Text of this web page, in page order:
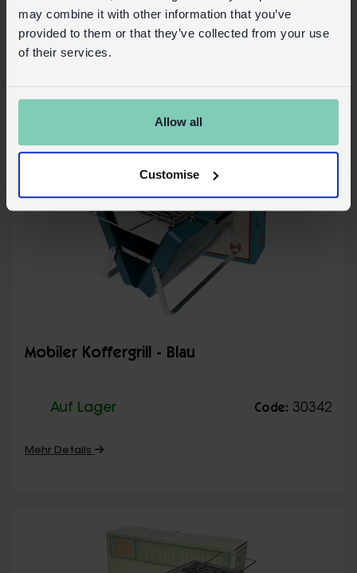
may combine it with other information that you’ve
provided to them or that they’ve collected from your use
of their services.
Allow all
Customise
Auf Lager Code:
Mehr Details
Mobiler Koffergrill - Blau
Auf Lager Code: 30342
Mehr Details